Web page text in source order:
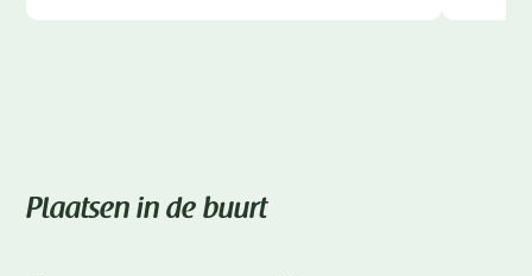
Plaatsen in de buurt